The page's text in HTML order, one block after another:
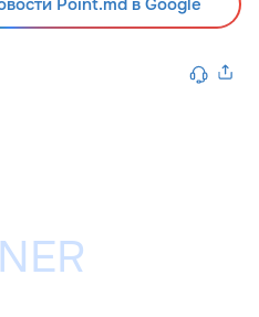
Point.md в Google